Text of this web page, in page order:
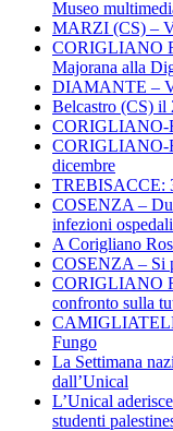
Museo
MARZI (CS) –
CORIGLIANO
Majorana alla
DIAMANTE –
Belcastro (CS) il
CORIGLIANO-
CORIGLIANO-
dicembre
TREBISACCE:
COSENZA –
infezioni
A Corigliano
COSENZA – Si
CORIGLIANO
confronto sulla
Fungo
La Settimana
dall’Unical
L’Unical
studenti